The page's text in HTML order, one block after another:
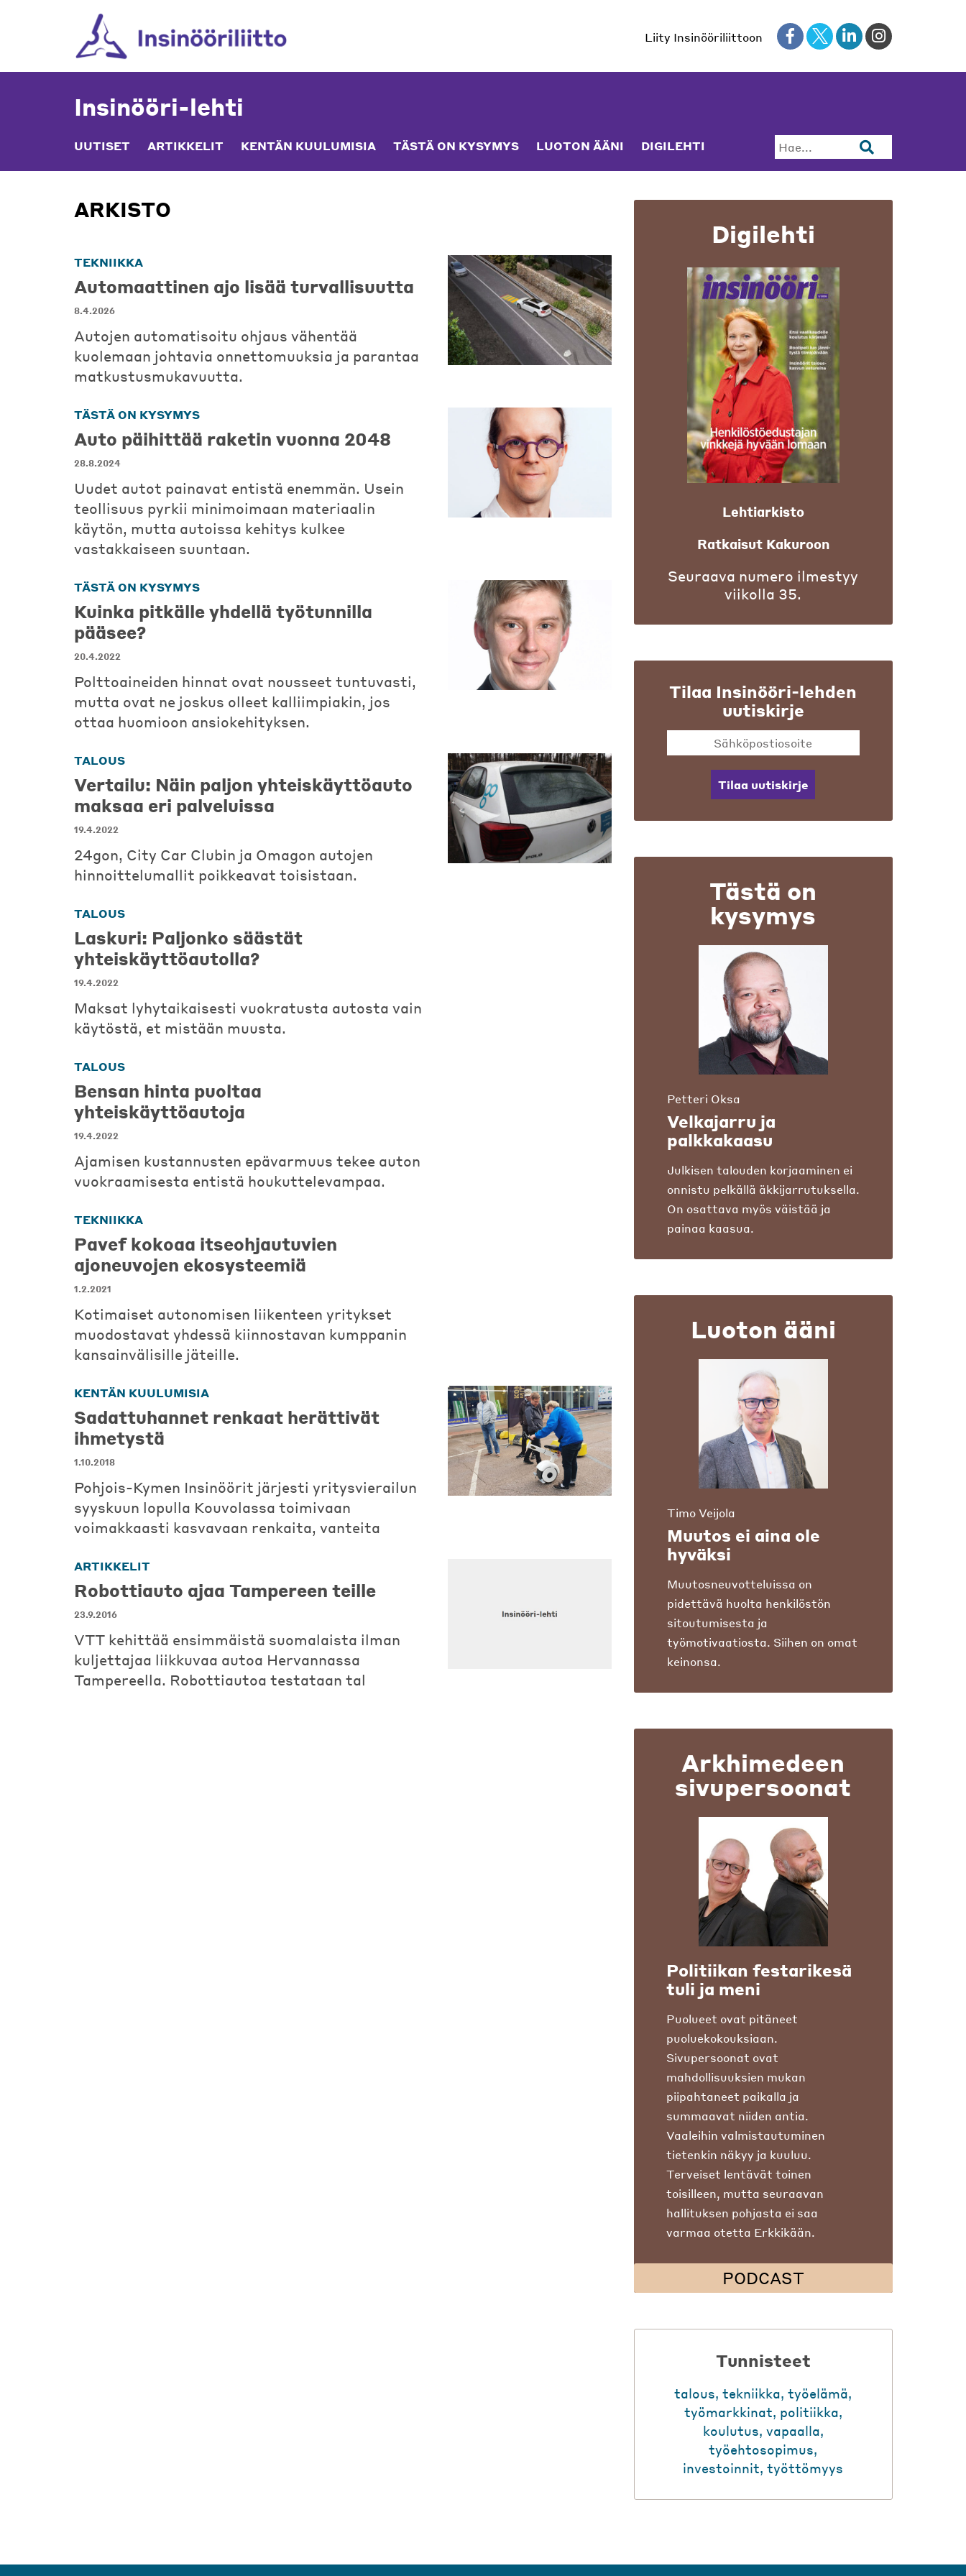
Liity Insinööriliittoon
Insinööri-lehti
UUTISET ARTIKKELIT KENTÄN KUULUMISIA TÄSTÄ ON KYSYMYS LUOTON ÄÄNI DIGILEHTI Hae...
ARKISTO
TEKNIIKKA
Automaattinen ajo lisää turvallisuutta
8.4.2026
Autojen automatisoitu ohjaus vähentää
kuolemaan johtavia onnettomuuksia ja parantaa
matkustusmukavuutta.
TÄSTÄ ON KYSYMYS
Auto päihittää raketin vuonna 2048
28.8.2024
Uudet autot painavat entistä enemmän. Usein
teollisuus pyrkii minimoimaan materiaalin
käytön, mutta autoissa kehitys kulkee
vastakkaiseen suuntaan.
TÄSTÄ ON KYSYMYS
Kuinka pitkälle yhdellä työtunnilla
pääsee?
20.4.2022
Polttoaineiden hinnat ovat nousseet tuntuvasti,
mutta ovat ne joskus olleet kalliimpiakin, jos
ottaa huomioon ansiokehityksen.
TALOUS
Vertailu: Näin paljon yhteiskäyttöauto
maksaa eri palveluissa
19.4.2022
24gon, City Car Clubin ja Omagon autojen
hinnoittelumallit poikkeavat toisistaan.
TALOUS
Laskuri: Paljonko säästät
yhteiskäyttöautolla?
19.4.2022
Maksat lyhytaikaisesti vuokratusta autosta vain
käytöstä, et mistään muusta.
TALOUS
Bensan hinta puoltaa
yhteiskäyttöautoja
19.4.2022
Ajamisen kustannusten epävarmuus tekee auton
vuokraamisesta entistä houkuttelevampaa.
TEKNIIKKA
Pavef kokoaa itseohjautuvien
ajoneuvojen ekosysteemiä
1.2.2021
Kotimaiset autonomisen liikenteen yritykset
muodostavat yhdessä kiinnostavan kumppanin
kansainvälisille jäteille.
KENTÄN KUULUMISIA
Sadattuhannet renkaat herättivät
ihmetystä
1.10.2018
Pohjois-Kymen Insinöörit järjesti yritysvierailun
syyskuun lopulla Kouvolassa toimivaan
voimakkaasti kasvavaan renkaita, vanteita
ARTIKKELIT
Robottiauto ajaa Tampereen teille
23.9.2016
VTT kehittää ensimmäistä suomalaista ilman
kuljettajaa liikkuvaa autoa Hervannassa
Tampereella. Robottiautoa testataan tal
Digilehti
Lehtiarkisto
Ratkaisut Kakuroon
Seuraava numero ilmestyy
viikolla 35.
Tilaa Insinööri-lehden
uutiskirje
Tilaa uutiskirje
Tästä on
kysymys
Petteri Oksa
Velkajarru ja
palkkakaasu
Julkisen talouden korjaaminen ei
onnistu pelkällä äkkijarrutuksella.
On osattava myös väistää ja
painaa kaasua.
Luoton ääni
Timo Veijola
Muutos ei aina ole
hyväksi
Muutosneuvotteluissa on
pidettävä huolta henkilöstön
sitoutumisesta ja
työmotivaatiosta. Siihen on omat
keinonsa.
Arkhimedeen
sivupersoonat
Politiikan festarikesä
tuli ja meni
Puolueet ovat pitäneet
puoluekokouksiaan.
Sivupersoonat ovat
mahdollisuuksien mukan
piipahtaneet paikalla ja
summaavat niiden antia.
Vaaleihin valmistautuminen
tietenkin näkyy ja kuuluu.
Terveiset lentävät toinen
toisilleen, mutta seuraavan
hallituksen pohjasta ei saa
varmaa otetta Erkkikään.
PODCAST
Tunnisteet
talous,tekniikka,työelämä,
työmarkkinat, politiikka,
koulutus, vapaalla,
työehtosopimus,
investoinnit,työttömyys